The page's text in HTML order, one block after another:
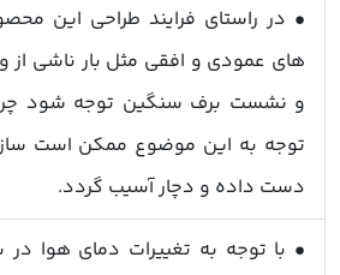
• در راستای فرایند طراحی این
های عمودی و افقی مثل بار ناشی
و نشست برف سنگین توجه شود
توجه به این موضوع ممکن است
دست داده و دچار آسیب گردد.
• با توجه به تغییرات دمای هوا در